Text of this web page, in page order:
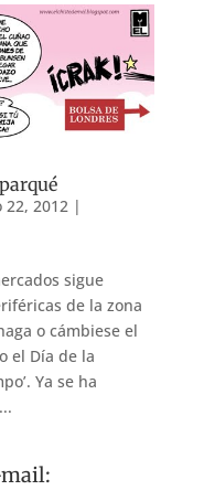
22, 2012 |
sigue
de la zona
o cámbiese el
el Día de la
Ya se ha